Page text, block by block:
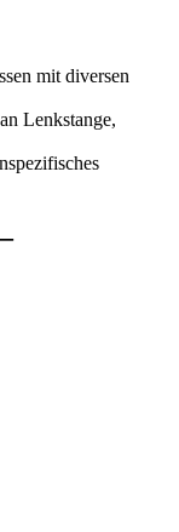
mit diversen
Lenkstange,